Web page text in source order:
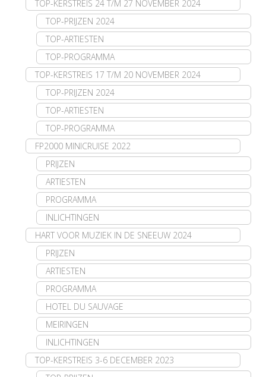
TOP-KERSTREIS 24 T/M 27 NOVEMBER 2024
TOP-PRIJZEN 2024
TOP-ARTIESTEN
TOP-PROGRAMMA
TOP-KERSTREIS 17 T/M 20 NOVEMBER 2024
TOP-PRIJZEN 2024
TOP-ARTIESTEN
TOP-PROGRAMMA
FP2000 MINICRUISE 2022
PRIJZEN
ARTIESTEN
PROGRAMMA
INLICHTINGEN
HART VOOR MUZIEK IN DE SNEEUW 2024
PRIJZEN
ARTIESTEN
PROGRAMMA
HOTEL DU SAUVAGE
MEIRINGEN
INLICHTINGEN
TOP-KERSTREIS 3-6 DECEMBER 2023